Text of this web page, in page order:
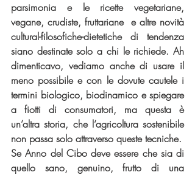
parsimonia e le ricette vegetariane,
vegane, crudiste, fruttariane  e altre novità
cultural-filosofiche-dietetiche di tendenza
siano destinate solo a chi le richiede. Ah
dimenticavo, vediamo anche di usare il
meno possibile e con le dovute cautele i
termini biologico, biodinamico e spiegare
a fiotti di consumatori, ma questa è
un’altra storia, che l’agricoltura sostenibile
non passa solo attraverso queste tecniche.
Se Anno del Cibo deve essere che sia di
quello sano, genuino, frutto di una